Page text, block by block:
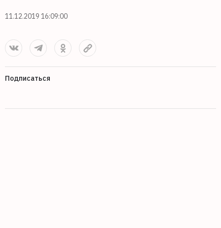
11.12.2019 16:09:00
Подписаться